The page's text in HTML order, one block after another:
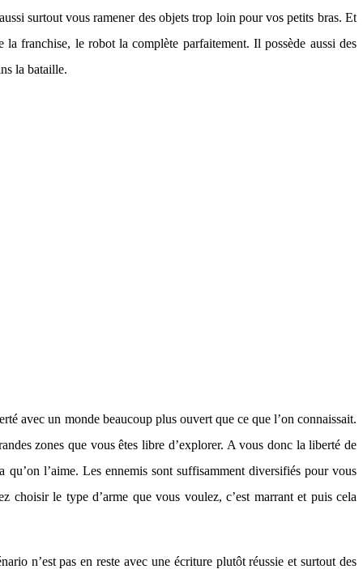
surtout vous ramener des objets trop loin pour vos petits bras. Et
franchise, le robot la complète parfaitement. Il possède aussi des
la bataille.
avec un monde beaucoup plus ouvert que ce que l’on connaissait.
zones que vous êtes libre d’explorer. A vous donc la liberté de
l’aime. Les ennemis sont suffisamment diversifiés pour vous
choisir le type d’arme que vous voulez, c’est marrant et puis cela
n’est pas en reste avec une écriture plutôt réussie et surtout des